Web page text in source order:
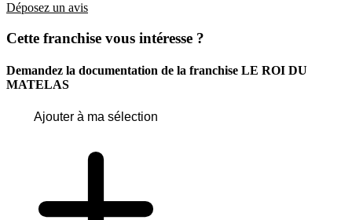
Déposez un avis
Cette franchise vous intéresse ?
Demandez la documentation de la franchise LE ROI DU
MATELAS
Ajouter à ma sélection